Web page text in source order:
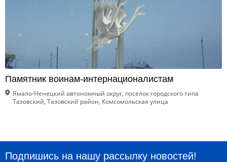
Памятник воинам-интернационалистам
Ямало-Ненецкий автономный округ, поселок городского типа
Тазовский, Тазовский район, Комсомольская улица
Подпишись на нашу рассылку новостей!